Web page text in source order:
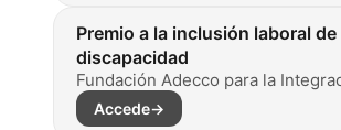
Premio a la inclusión laboral
discapacidad
Fundación Adecco para la
Accede→